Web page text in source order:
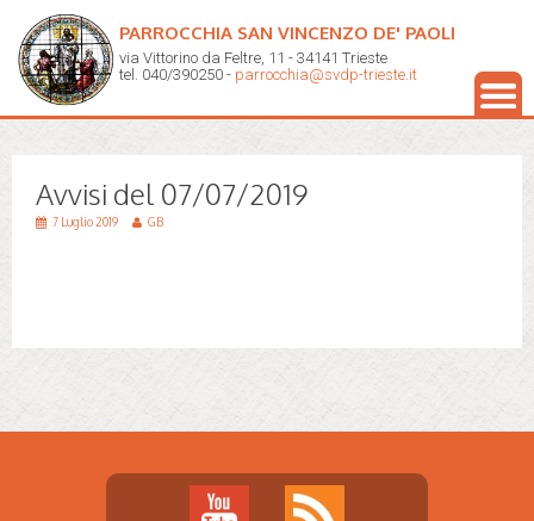
PARROCCHIA SAN VINCENZO DE' PAOLI
via Vittorino da Feltre, 11 - 34141 Trieste
tel. 040/390250 - parrocchia@svdp-trieste.it
Avvisi del 07/07/2019
7 Luglio 2019 GB